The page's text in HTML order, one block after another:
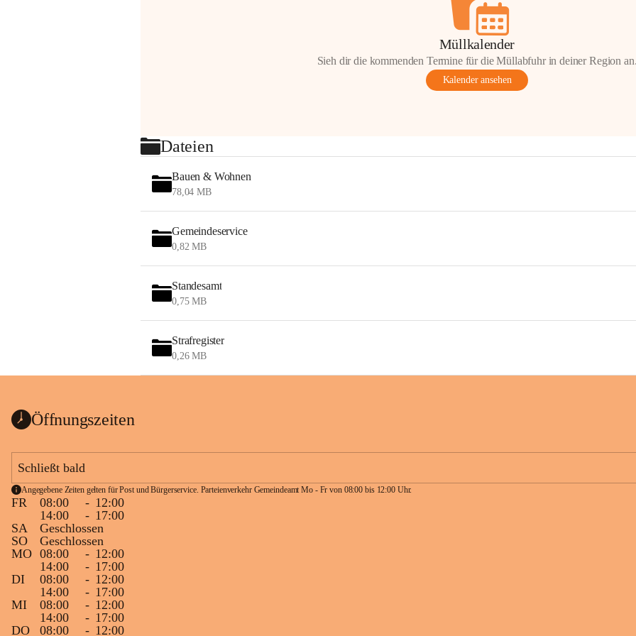
Müllkalender
Sieh dir die kommenden Termine für die Müllabfuhr in deiner Region
Kalender ansehen
Dateien
Bauen & Wohnen
78,04 MB
Gemeindeservice
0,82 MB
Standesamt
0,75 MB
Strafregister
0,26 MB
Öffnungszeiten
Schließt bald
Angegebene Zeiten gelten für Post und Bürgerservice. Parteienverkehr Gemeindeamt Mo - Fr von 08:00 bis 12:00 Uhr.
FR 08:00 - 12:00
14:00
- 17:00
SA
Geschlossen
SO
Geschlossen
MO 08:00 - 12:00
14:00
- 17:00
DI
08:00 - 12:00
14:00
- 17:00
MI
08:00 - 12:00
14:00
- 17:00
DO
08:00 - 12:00